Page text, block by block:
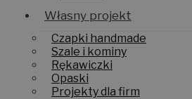
Własny projekt
Czapki handmade
Szale i kominy
Rękawiczki
Opaski
Projekty dla firm